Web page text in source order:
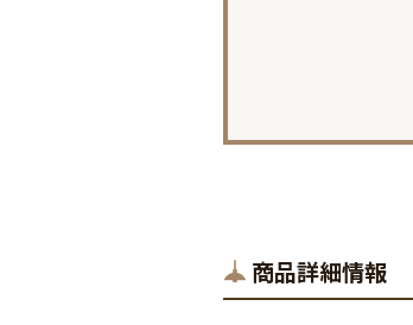
商品詳細情報